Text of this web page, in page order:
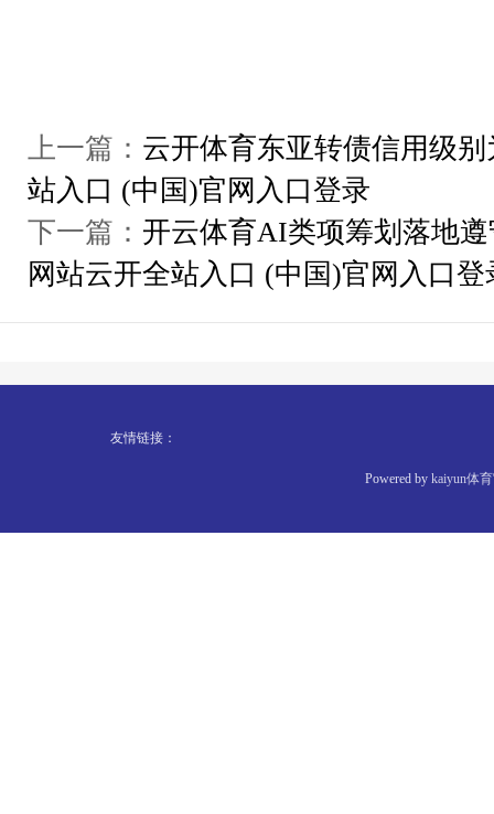
上一篇： 云开体育东亚转债信用级
站入口 (中国)官网入口登录
下一篇： 开云体育AI类项筹划落地
网站云开全站入口 (中国)官网入口登
友情链接：
Powered by kaiyun体